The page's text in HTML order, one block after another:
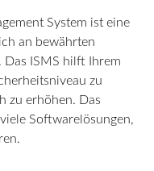
System ist eine
an bewährten
Das ISMS hilft Ihrem
zu
zu erhöhen. Das
Softwarelösungen,